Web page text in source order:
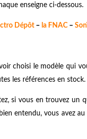
enseigne ci-dessous.
Dépôt – la FNAC –
choisi le modèle qui
les références en stock.
si vous en trouvez un
entendu, vous avez au